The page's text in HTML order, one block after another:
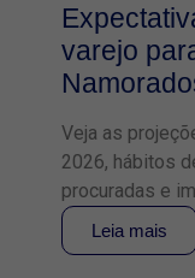
varejo
Veja as
2026, hábitos
procuradas e
Leia mais